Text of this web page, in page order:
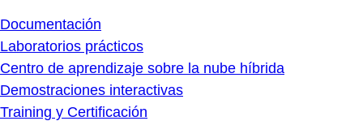
Documentación
Laboratorios prácticos
Centro de aprendizaje sobre la nube híbrida
Demostraciones interactivas
Training y Certificación